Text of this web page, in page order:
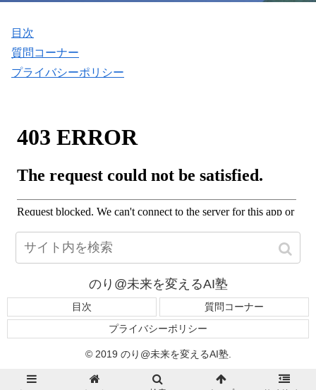
目次
質問コーナー
プライバシーポリシー
のり@未来を変えるAI塾
目次
質問コーナー
プライバシーポリシー
© 2019 のり@未来を変えるAI塾.